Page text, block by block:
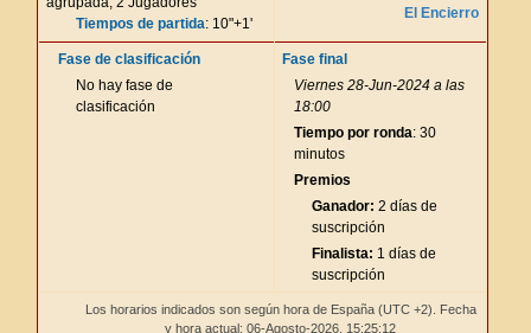
Tiempos de partida: 10"+1'
El Encierro
Fase de clasificación
No hay fase de
clasificación
Fase final
Viernes 28-Jun-2024 a las
18:00
Tiempo por ronda: 30
minutos
Premios
Ganador: 2 días de
suscripción
Finalista: 1 días de
suscripción
Los horarios indicados son según hora de España (UTC +2). Fecha
y hora actual: 06-Agosto-2026, 15:25:12